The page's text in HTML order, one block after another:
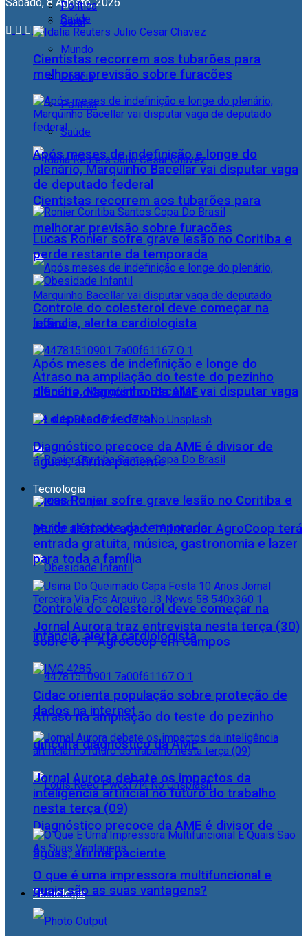
Geral
Mundo
Polícia
Política
Saúde
Cientistas recorrem aos tubarões para
melhorar previsão sobre furacões
Após meses de indefinição e longe do
plenário, Marquinho Bacellar vai disputar vaga
de deputado federal
Lucas Ronier sofre grave lesão no Coritiba e
perde restante da temporada
Controle do colesterol deve começar na
infância, alerta cardiologista
Atraso na ampliação do teste do pezinho
dificulta diagnóstico da AME
Diagnóstico precoce da AME é divisor de
águas, afirma paciente
Tecnologia
Política
Saúde
Cientistas recorrem aos tubarões para
melhorar previsão sobre furacões
Após meses de indefinição e longe do
plenário, Marquinho Bacellar vai disputar vaga
de deputado federal
Lucas Ronier sofre grave lesão no Coritiba e
perde restante da temporada
Controle do colesterol deve começar na
infância, alerta cardiologista
Atraso na ampliação do teste do pezinho
dificulta diagnóstico da AME
Diagnóstico precoce da AME é divisor de
águas, afirma paciente
Tecnologia
Muito além do agro: 1º Interior AgroCoop terá
entrada gratuita, música, gastronomia e lazer
para toda a família
Jornal Aurora traz entrevista nesta terça (30)
sobre o 1° AgroCoop em Campos
Cidac orienta população sobre proteção de
dados na internet
Jornal Aurora debate os impactos da
inteligência artificial no futuro do trabalho
nesta terça (09)
O que é uma impressora multifuncional e
quais são as suas vantagens?